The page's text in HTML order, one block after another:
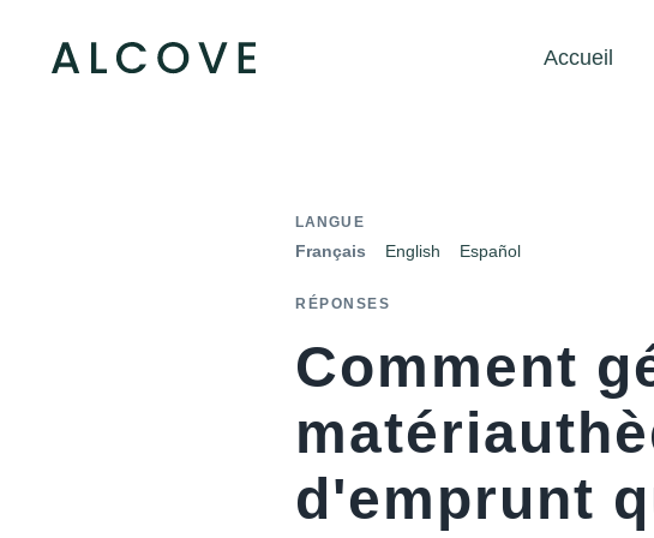
Accueil
LANGUE
Français English Español
RÉPONSES
Comment
d'emprunt